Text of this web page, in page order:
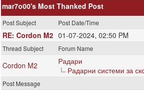
mar7o00's Most Thanked Post
Post Subject Post Date/Time
RE: Cordon M2 01-07-2024, 02:50 PM
Thread Subject Forum Name
Cordon M2
Радари
Радарни системи за
Post Message